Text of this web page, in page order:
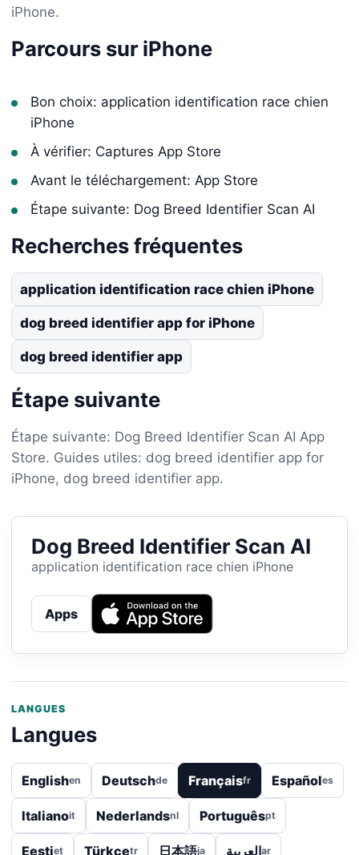
iPhone.
Parcours sur iPhone
Bon choix: application identification race chien
iPhone
À vérifier: Captures App Store
Avant le téléchargement: App Store
Étape suivante: Dog Breed Identifier Scan AI
Recherches fréquentes
application identification race chien iPhone
dog breed identifier app for iPhone
dog breed identifier app
Étape suivante
Étape suivante: Dog Breed Identifier Scan AI App
Store. Guides utiles: dog breed identifier app for
iPhone, dog breed identifier app.
Dog Breed Identifier Scan AI
application identification race chien iPhone
Apps
LANGUES
Langues
Englishen Deutschde Françaisfr Españoles
Italianoit Nederlandsnl Portuguêspt
Eestiet Türkçetr 日本語ja العربيةar